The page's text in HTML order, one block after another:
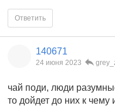
Ответить
140671
24 июня 2023
чай поди, люди
то дойдет до них к чему